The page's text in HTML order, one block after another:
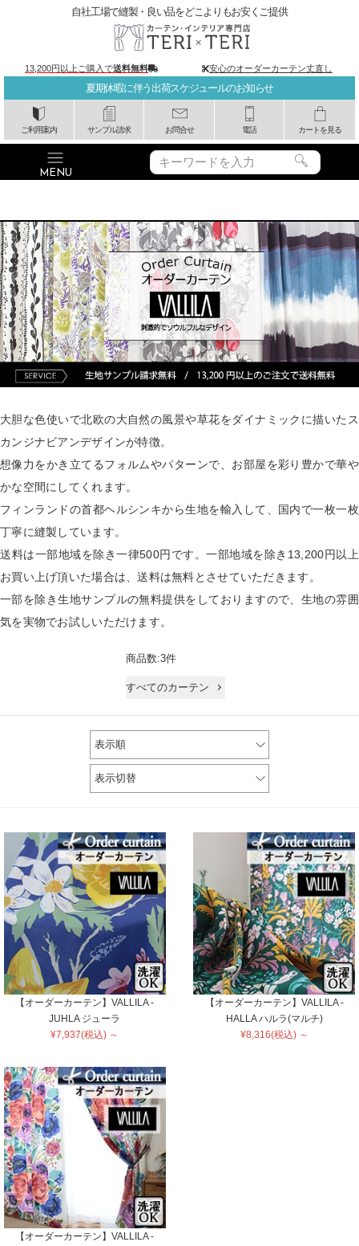
夏期休暇に伴う出荷スケジュールのお知らせ
ご利用案内 サンプル請求 お問合せ 電話 カートを見る
自社工場で縫製・良い品をどこよりもお安くご提供
13,200円以上ご購入で送料無料 安心のオーダーカーテン丈直し
大胆な色使いで北欧の大自然の風景や草花をダイナミックに描いたス
カンジナビアンデザインが特徴。
想像力をかき立てるフォルムやパターンで、お部屋を彩り豊かで華や
かな空間にしてくれます。
フィンランドの首都ヘルシンキから生地を輸入して、国内で一枚一枚
丁寧に縫製しています。
送料は一部地域を除き一律500円です。一部地域を除き13,200円以上
お買い上げ頂いた場合は、送料は無料とさせていただきます。
一部を除き生地サンプルの無料提供をしておりますので、生地の雰囲
気を実物でお試しいただけます。
商品数:3件
すべてのカーテン
表示順
表示切替
【オーダーカーテン】VALLILA -
JUHLA ジューラ
¥7,937(税込) ～
【オーダーカーテン】VALLILA -
HALLA ハルラ(マルチ)
¥8,316(税込) ～
【オーダーカーテン】VALLILA -